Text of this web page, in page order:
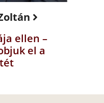
ellen –
el a